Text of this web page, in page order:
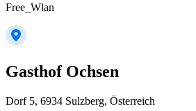
Free_Wlan
Gasthof Ochsen
Dorf 5, 6934 Sulzberg, Österreich